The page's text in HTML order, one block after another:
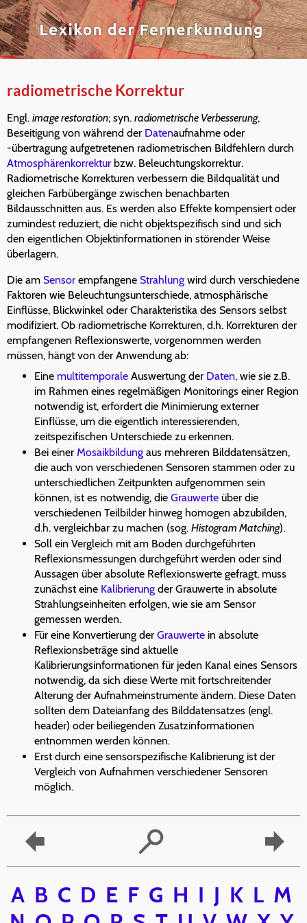
radiometrische Korrektur
Engl. image restoration; syn. radiometrische Verbesserung,
Beseitigung von während der Datenaufnahme oder
-übertragung aufgetretenen radiometrischen Bildfehlern durch
Atmosphärenkorrektur bzw. Beleuchtungskorrektur.
Radiometrische Korrekturen verbessern die Bildqualität und
gleichen Farbübergänge zwischen benachbarten
Bildausschnitten aus. Es werden also Effekte kompensiert oder
zumindest reduziert, die nicht objektspezifisch sind und sich
den eigentlichen Objektinformationen in störender Weise
überlagern.
Die am Sensor empfangene Strahlung wird durch verschiedene
Faktoren wie Beleuchtungsunterschiede, atmosphärische
Einflüsse, Blickwinkel oder Charakteristika des Sensors selbst
modifiziert. Ob radiometrische Korrekturen, d.h. Korrekturen der
empfangenen Reflexionswerte, vorgenommen werden
müssen, hängt von der Anwendung ab:
Eine multitemporale Auswertung der Daten, wie sie z.B.
im Rahmen eines regelmäßigen Monitorings einer Region
notwendig ist, erfordert die Minimierung externer
Einflüsse, um die eigentlich interessierenden,
zeitspezifischen Unterschiede zu erkennen.
Bei einer Mosaikbildung aus mehreren Bilddatensätzen,
die auch von verschiedenen Sensoren stammen oder zu
unterschiedlichen Zeitpunkten aufgenommen sein
können, ist es notwendig, die Grauwerte über die
verschiedenen Teilbilder hinweg homogen abzubilden,
d.h. vergleichbar zu machen (sog. Histogram Matching).
Soll ein Vergleich mit am Boden durchgeführten
Reflexionsmessungen durchgeführt werden oder sind
Aussagen über absolute Reflexionswerte gefragt, muss
zunächst eine Kalibrierung der Grauwerte in absolute
Strahlungseinheiten erfolgen, wie sie am Sensor
gemessen werden.
Für eine Konvertierung der Grauwerte in absolute
Reflexionsbeträge sind aktuelle
Kalibrierungsinformationen für jeden Kanal eines Sensors
notwendig, da sich diese Werte mit fortschreitender
Alterung der Aufnahmeinstrumente ändern. Diese Daten
sollten dem Dateianfang des Bilddatensatzes (engl.
header) oder beiliegenden Zusatzinformationen
entnommen werden können.
Erst durch eine sensorspezifische Kalibrierung ist der
Vergleich von Aufnahmen verschiedener Sensoren
möglich.
A B C D E F G H I J K L M